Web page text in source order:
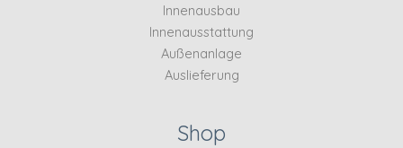
Innenausbau
Innenausstattung
Außenanlage
Auslieferung
Shop